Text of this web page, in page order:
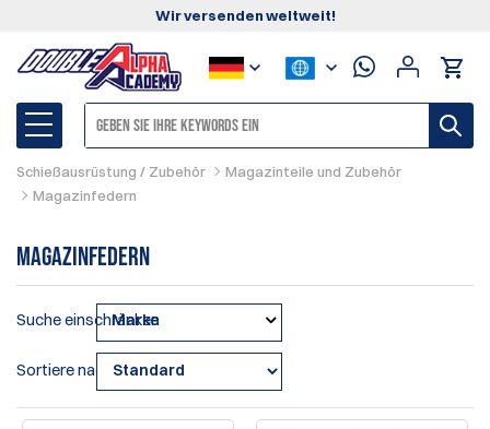
Wir versenden weltweit!
Schießausrüstung / Zubehör
Magazinteile und Zubehör
Magazinfedern
Magazinfedern
Suche einschränken
Marke
Sortiere nach